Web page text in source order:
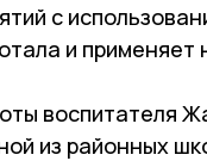
с
и применяет
воспитателя
из районных